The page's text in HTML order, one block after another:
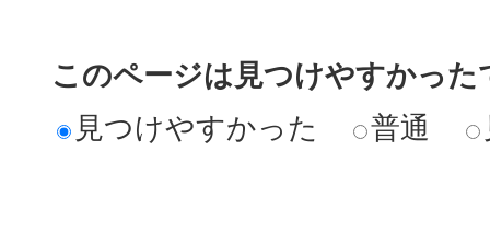
このページは見つけやすかった
見つけやすかった
普通